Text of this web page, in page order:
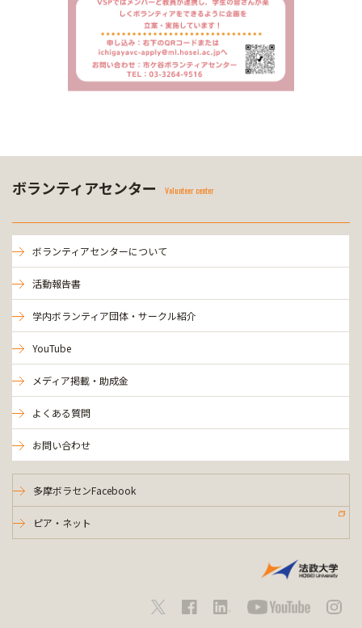
ボランティアセンター Volunteer center
ボランティアセンターについて
活動報告書
学内ボランティア団体・サークル紹介
YouTube
メディア掲載・助成金
よくある質問
お問い合わせ
多摩ボラセンFacebook
ピア・ネット